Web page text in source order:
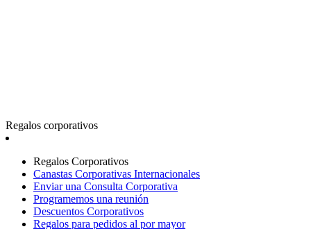
Regalos corporativos
Regalos Corporativos
Canastas Corporativas Internacionales
Enviar una Consulta Corporativa
Programemos una reunión
Descuentos Corporativos
Regalos para pedidos al por mayor